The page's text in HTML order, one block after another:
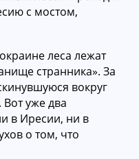
с мостом,
леса лежат
странника». За
вокруг
уже два
в Иресии, ни в
о том, что